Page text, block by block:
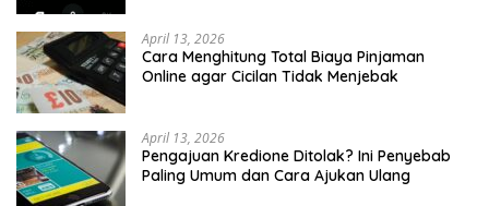
April 13, 2026
Cara Menghitung Total Biaya Pinjaman
Online agar Cicilan Tidak Menjebak
April 13, 2026
Pengajuan Kredione Ditolak? Ini Penyebab
Paling Umum dan Cara Ajukan Ulang